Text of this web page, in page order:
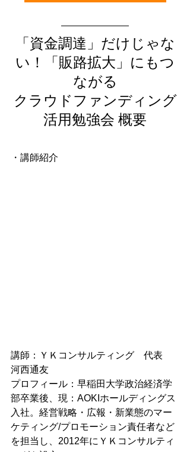
「資金調達」だけじゃな
い！「販路拡大」にもつ
ながる
クラウドファンディング
活用勉強会 概要
・講師紹介
講師：ＹＫコンサルティング　代表
河西通友
プロフィール：早稲田大学政治経済学
部卒業後、現：AOKIホールディングス
入社。経営戦略・広報・新業態のマー
ケティング/プロモーション責任者など
を担当し、2012年にＹＫコンサルティ